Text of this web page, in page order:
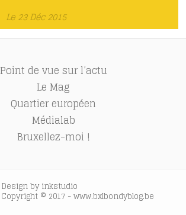
Le 23 Déc 2015
Point de vue sur l’actu
Le Mag
Quartier européen
Médialab
Bruxellez-moi !
Design by inkstudio
Copyright © 2017 - www.bxlbondyblog.be